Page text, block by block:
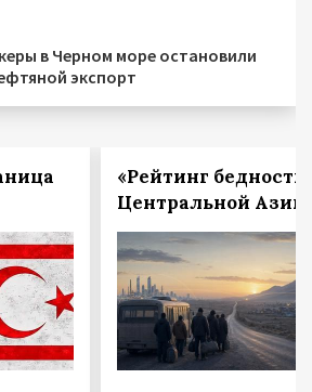
в Черном море остановили
экспорт
«Рейтинг
Центральной Азии